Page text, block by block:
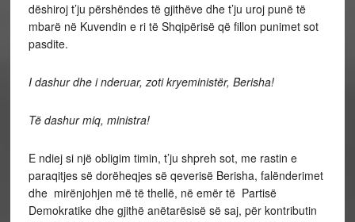
dëshiroj t’ju përshëndes të gjithëve dhe t’ju uroj punë të
mbarë në Kuvendin e ri të Shqipërisë që fillon punimet sot
pasdite.
I dashur dhe i nderuar, zoti kryeministër, Berisha!
Të dashur miq, ministra!
E ndiej si një obligim timin, t’ju shpreh sot, me rastin e
paraqitjes së dorëheqjes së qeverisë Berisha, falënderimet
dhe mirënjohjen më të thellë, në emër të Partisë
Demokratike dhe gjithë anëtarësisë së saj, për kontributin